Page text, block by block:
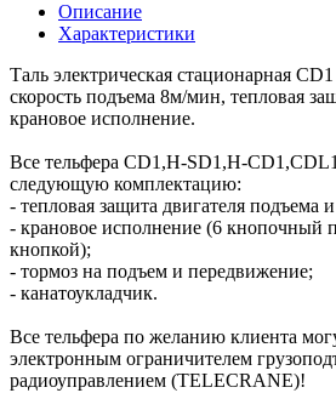
Описание
Характеристики
Таль электрическая стационарная
скорость подъема 8м/мин, тепловая
крановое исполнение.
Все тельфера CD1,H-SD1,H-
следующую комплектацию:
- тепловая защита двигателя подъема
- крановое исполнение (6 кнопочный
кнопкой);
- тормоз на подъем и передвижение;
- канатоукладчик.
Все тельфера по желанию клиента
электронным ограничителем
радиоуправлением (TELECRANE)!